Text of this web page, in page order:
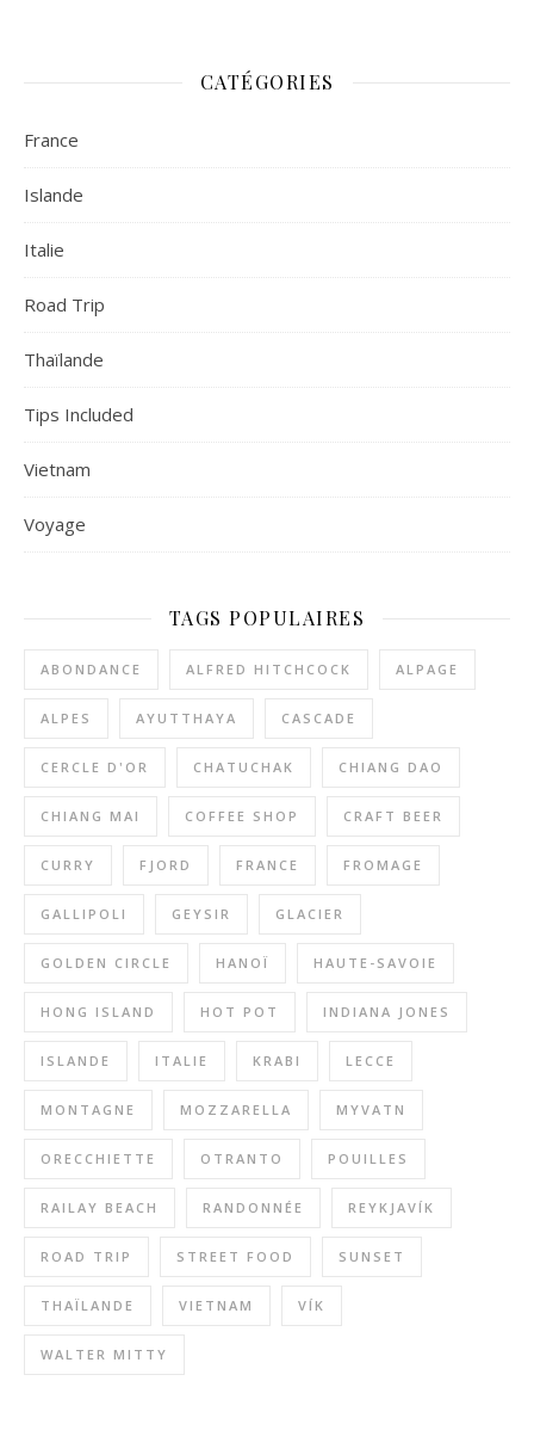
CATÉGORIES
France
Islande
Italie
Road Trip
Thaïlande
Tips Included
Vietnam
Voyage
TAGS POPULAIRES
ABONDANCE ALFRED HITCHCOCK ALPAGE
ALPES AYUTTHAYA CASCADE
CERCLE D'OR CHATUCHAK CHIANG DAO
CHIANG MAI COFFEE SHOP CRAFT BEER
CURRY FJORD FRANCE FROMAGE
GALLIPOLI GEYSIR GLACIER
GOLDEN CIRCLE HANOÏ HAUTE-SAVOIE
HONG ISLAND HOT POT INDIANA JONES
ISLANDE ITALIE KRABI LECCE
MONTAGNE MOZZARELLA MYVATN
ORECCHIETTE OTRANTO POUILLES
RAILAY BEACH RANDONNÉE REYKJAVÍK
ROAD TRIP STREET FOOD SUNSET
THAÏLANDE VIETNAM VÍK
WALTER MITTY